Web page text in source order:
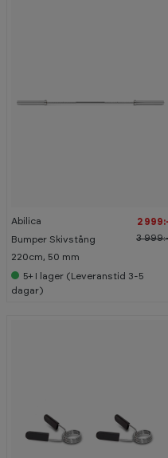
Abilica
Bumper Skivstång
220cm, 50 mm
2
3
5+ I lager (Leveranstid 3-5
dagar)